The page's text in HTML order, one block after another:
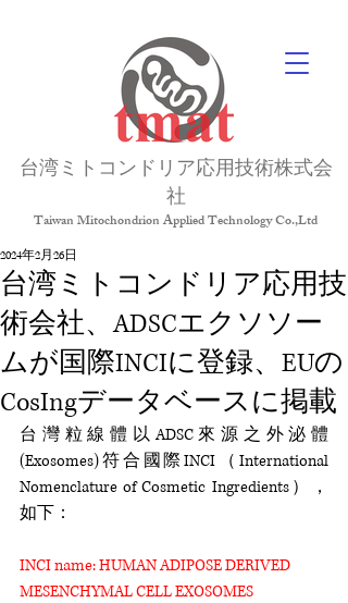
台湾ミトコンドリア応用技術株式会
社
Taiwan Mitochondrion Applied Technology Co.,Ltd
台湾ミトコンドリア応用技
術会社、ADSCエクソソー
ムが国際INCIに登録、EUの
CosIngデータベースに掲載
2024年2月26日
台灣粒線體以ADSC來源之外泌體
(Exosomes)符合國際INCI（International
Nomenclature of Cosmetic Ingredients），
如下：
INCI name: HUMAN ADIPOSE DERIVED
MESENCHYMAL CELL EXOSOMES